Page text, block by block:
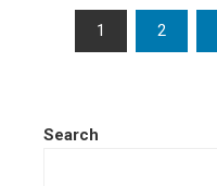
Posts
1 2
Search